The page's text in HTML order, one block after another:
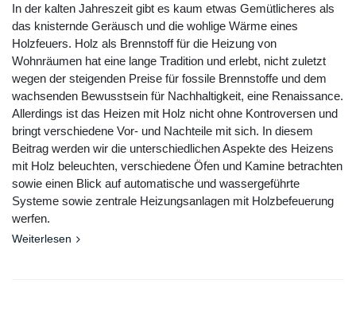
In der kalten Jahreszeit gibt es kaum etwas Gemütlicheres als
das knisternde Geräusch und die wohlige Wärme eines
Holzfeuers. Holz als Brennstoff für die Heizung von
Wohnräumen hat eine lange Tradition und erlebt, nicht zuletzt
wegen der steigenden Preise für fossile Brennstoffe und dem
wachsenden Bewusstsein für Nachhaltigkeit, eine Renaissance.
Allerdings ist das Heizen mit Holz nicht ohne Kontroversen und
bringt verschiedene Vor- und Nachteile mit sich. In diesem
Beitrag werden wir die unterschiedlichen Aspekte des Heizens
mit Holz beleuchten, verschiedene Öfen und Kamine betrachten
sowie einen Blick auf automatische und wassergeführte
Systeme sowie zentrale Heizungsanlagen mit Holzbefeuerung
werfen.
Weiterlesen